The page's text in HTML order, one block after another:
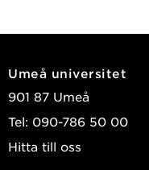
Umeå universitet
901 87 Umeå
Tel: 090-786 50 00
Hitta till oss